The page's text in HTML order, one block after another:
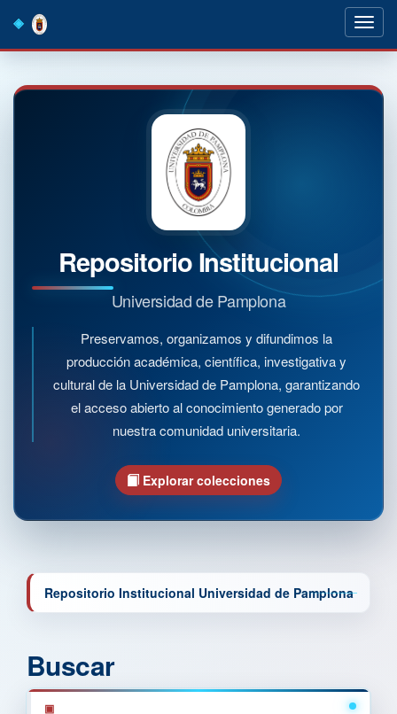
navigation
Repositorio Institucional
Universidad de Pamplona
Preservamos, organizamos y difundimos la
producción académica, científica, investigativa y
cultural de la Universidad de Pamplona, garantizando
el acceso abierto al conocimiento generado por
nuestra comunidad universitaria.
Explorar colecciones
Repositorio Institucional Universidad de Pamplona
Buscar